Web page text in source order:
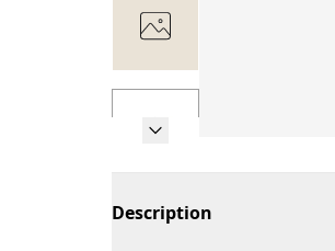
Description